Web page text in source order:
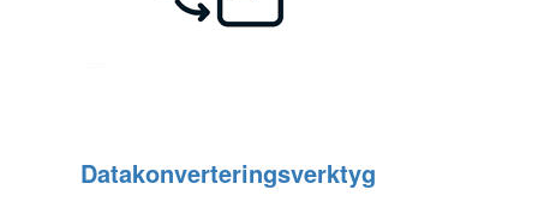
Datakonverteringsverktyg